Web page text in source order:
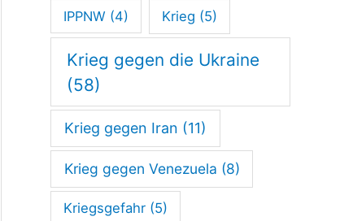
IPPNW (4) Krieg (5)
Krieg gegen die Ukraine
(58)
Krieg gegen Iran (11)
Krieg gegen Venezuela (8)
Kriegsgefahr (5)